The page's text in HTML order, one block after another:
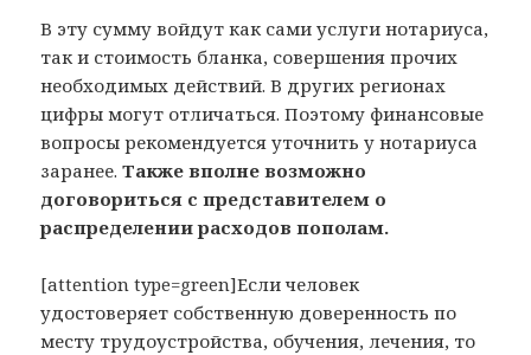
В эту сумму войдут как сами услуги нотариуса,
так и стоимость бланка, совершения прочих
необходимых действий. В других регионах
цифры могут отличаться. Поэтому финансовые
вопросы рекомендуется уточнить у нотариуса
заранее. Также вполне возможно
договориться с представителем о
распределении расходов пополам.
[attention type=green]Если человек
удостоверяет собственную доверенность по
месту трудоустройства, обучения, лечения, то